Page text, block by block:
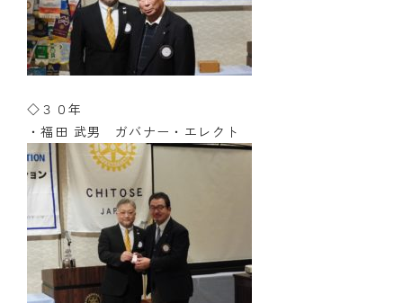
◇３０年
・福田 武男 ガバナー・エレクト